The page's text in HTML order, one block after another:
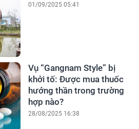
01/09/2025 05:41
Vụ “Gangnam Style” bị
khởi tố: Được mua thuốc
hướng thần trong trường
hợp nào?
28/08/2025 16:38